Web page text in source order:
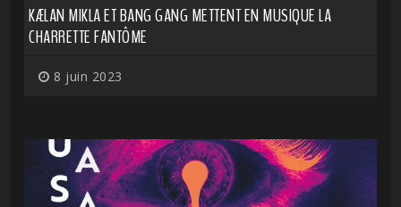
KÆLAN MIKLA ET BANG GANG METTENT EN MUSIQUE LA
CHARRETTE FANTÔME
8 juin 2023